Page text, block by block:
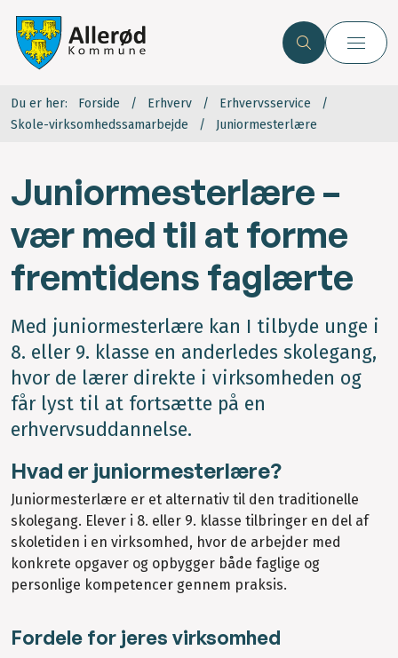
Du er her: Forside Erhverv
Erhvervsservice
Skole-virksomhedssamarbejde
Juniormesterlære
Juniormesterlære –
vær med til at forme
fremtidens faglærte
Med juniormesterlære kan I tilbyde unge i
8. eller 9. klasse en anderledes skolegang,
hvor de lærer direkte i virksomheden og
får lyst til at fortsætte på en
erhvervsuddannelse.
Hvad er juniormesterlære?
Juniormesterlære er et alternativ til den traditionelle
skolegang. Elever i 8. eller 9. klasse tilbringer en del af
skoletiden i en virksomhed, hvor de arbejder med
konkrete opgaver og opbygger både faglige og
personlige kompetencer gennem praksis.
Fordele for jeres virksomhed